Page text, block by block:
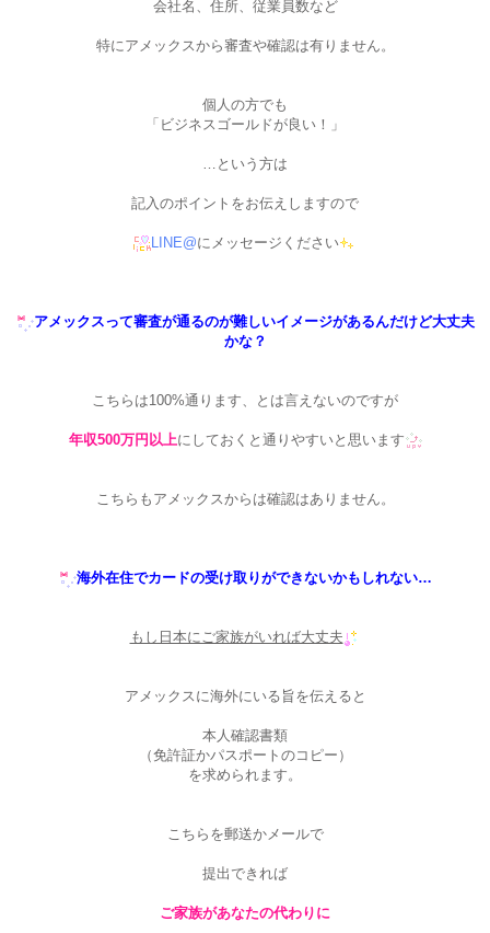
会社名、住所、従業員数など
特にアメックスから審査や確認は有りません。
個人の方でも
「ビジネスゴールドが良い！」
…という方は
記入のポイントをお伝えしますので
LINE@にメッセージください
アメックスって審査が通るのが難しいイメージがあるんだけど大丈夫
かな？
こちらは100%通ります、とは言えないのですが
年収500万円以上にしておくと通りやすいと思います
こちらもアメックスからは確認はありません。
海外在住でカードの受け取りができないかもしれない…
もし日本にご家族がいれば大丈夫
アメックスに海外にいる旨を伝えると
本人確認書類
（免許証かパスポートのコピー）
を求められます。
こちらを郵送かメールで
提出できれば
ご家族があなたの代わりに